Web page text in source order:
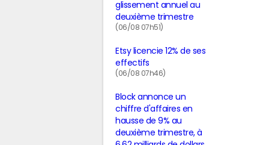
glissement annuel au
deuxième trimestre
(06/08 07h51)
Etsy licencie 12% de ses
effectifs
(06/08 07h46)
Block annonce un
chiffre d'affaires en
hausse de 9% au
deuxième trimestre, à